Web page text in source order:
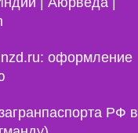
оформление
РФ в